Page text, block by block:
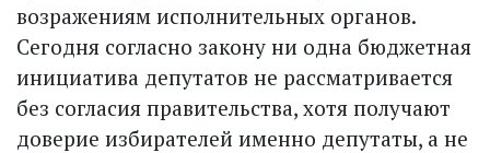
возражениям исполнительных органов.
Сегодня согласно закону ни одна бюджетная
инициатива депутатов не рассматривается
без согласия правительства, хотя получают
доверие избирателей именно депутаты, а не